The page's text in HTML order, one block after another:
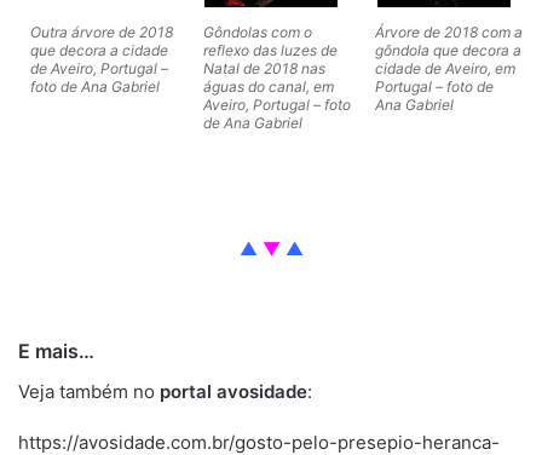
Outra árvore de 2018
que decora a cidade
de Aveiro, Portugal –
foto de Ana Gabriel
Gôndolas com o
reflexo das luzes de
Natal de 2018 nas
águas do canal, em
Aveiro, Portugal – foto
de Ana Gabriel
Árvore de 2018 com a
gôndola que decora a
cidade de Aveiro, em
Portugal – foto de
Ana Gabriel
▲ ▼▲
E mais…
Veja também no portal avosidade:
https://avosidade.com.br/gosto-pelo-presepio-heranca-